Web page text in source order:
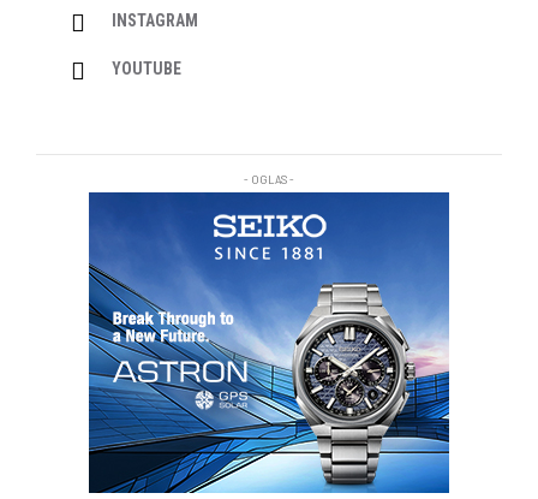
INSTAGRAM
YOUTUBE
- OGLAS -